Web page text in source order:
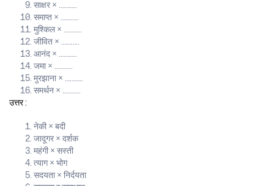
साक्षर × ………..
समाप्त × ………..
मुश्किल × ………..
जीवित × ………..
आनंद × ………..
जमा × ………..
मुरझाना × ………..
समर्थन × ………..
उत्तर :
नेकी × बदी
जादूगर × दर्शक
महंगी × सस्ती
त्याग × भोग
सदयता × निर्दयता